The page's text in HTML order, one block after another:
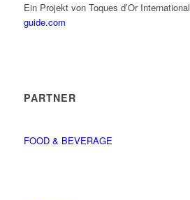
Ein Projekt von Toques d’Or International
guide.com
PARTNER
FOOD & BEVERAGE